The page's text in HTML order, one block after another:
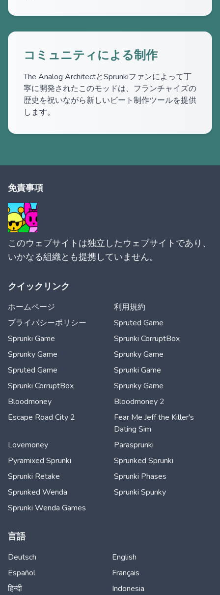
コミュニティによる制作
The Analog ArchitectとSprunkiファンによって丁
寧に開発されたこのモッドは、フランチャイズの
歴史を祝いながら新しいビート制作ツールを提供
します。
免責事項
このウェブサイトは独立したウェブサイトであり、
いかなる組織とも提携していません。
クイックリンク
ホームページ
利用規約
プライバシーポリシー
Spruted Game
Sprunki Game
Sprunki CorruptBox
Sprunky Game
Sprunky Game
Spruted Game
Sprunki Game
Sprunki CorruptBox
Sprunky Game
Bloodmoney
Bloodmoney 2
Escape Road City 2
Fear Me Jeff the Killer's
Dating Sim
Lovemoney
Parasprunki
Pyramixed Sprunki
Sprunked Sprunki
Sprunki Retake
Sprunki Phases
Sprunked Wenda
Sprunki Spunky
Sprunki Wenda Games
言語
Deutsch
English
Español
Français
हिन्दी
Indonesia